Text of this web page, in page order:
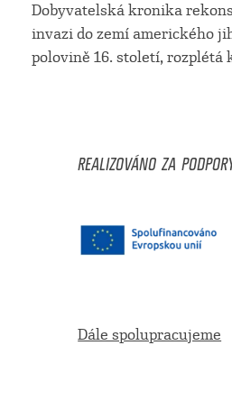
Dobyvatelská kronika
invazi do zemí amerického
polovině 16. století, rozplétá
REALIZOVÁNO ZA
Dále spolupracujeme